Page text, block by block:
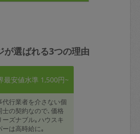
が選ばれる3つの理由
最安値水準 1,500円~
代行業者を介さない個
士の契約なので､価格
ーズナブル｡ハウスキ
ーは高時給に｡